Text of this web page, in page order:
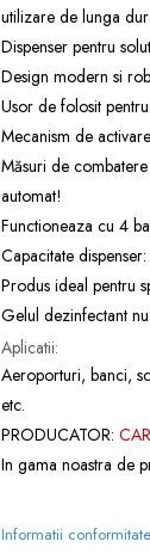
utilizare de lunga
Dispenser pentru
Design modern si
Usor de folosit
Mecanism de
Măsuri de
automat!
Functioneaza cu 4
Capacitate
Produs ideal pentru
Gelul dezinfectant
Aplicatii:
Aeroporturi, banci,
etc.
PRODUCATOR:
In gama noastra de
Informatii